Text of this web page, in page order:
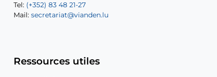
Tel: (+352) 83 48 21-27
Mail: secretariat@vianden.lu
Mail:sofia.carvalho@vianden.lu
Mail: diane.storn@vianden.lu
Ressources utiles